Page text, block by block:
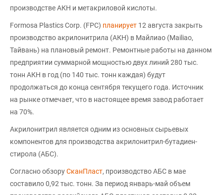
производстве АКН и метакриловой кислоты.
Formosa Plastics Corp. (FPC) планирует 12 августа закрыть
производство акрилонитрила (АКН) в Майлиао (Mailiao,
Тайвань) на плановый ремонт. Ремонтные работы на данном
предприятии суммарной мощностью двух линий 280 тыс.
тонн АКН в год (по 140 тыс. тонн каждая) будут
продолжаться до конца сентября текущего года. Источник
на рынке отмечает, что в настоящее время завод работает
на 70%.
Акрилонитрил является одним из основных сырьевых
компонентов для производства акрилонитрил-бутадиен-
стирола (АБС).
Согласно обзоруСканПласт, производство АБС в мае
составило 0,92 тыс. тонн. За период январь-май объем